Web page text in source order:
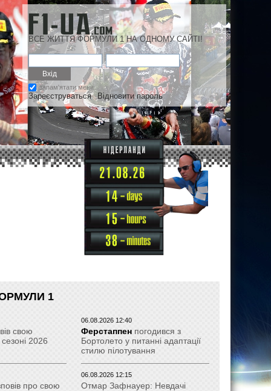
ВСЕ ЖИТТЯ ФОРМУЛИ 1 НА ОДНОМУ САЙТІ!
запам'ятати мене
Зареєструваться Відновити пароль
1
свою
2026
06.08.2026 12:40
Ферстаппен погодився з
Бортолето у питанні адаптації
стилю пілотування
про свою
06.08.2026 12:15
Отмар Зафнауер: Невдачі